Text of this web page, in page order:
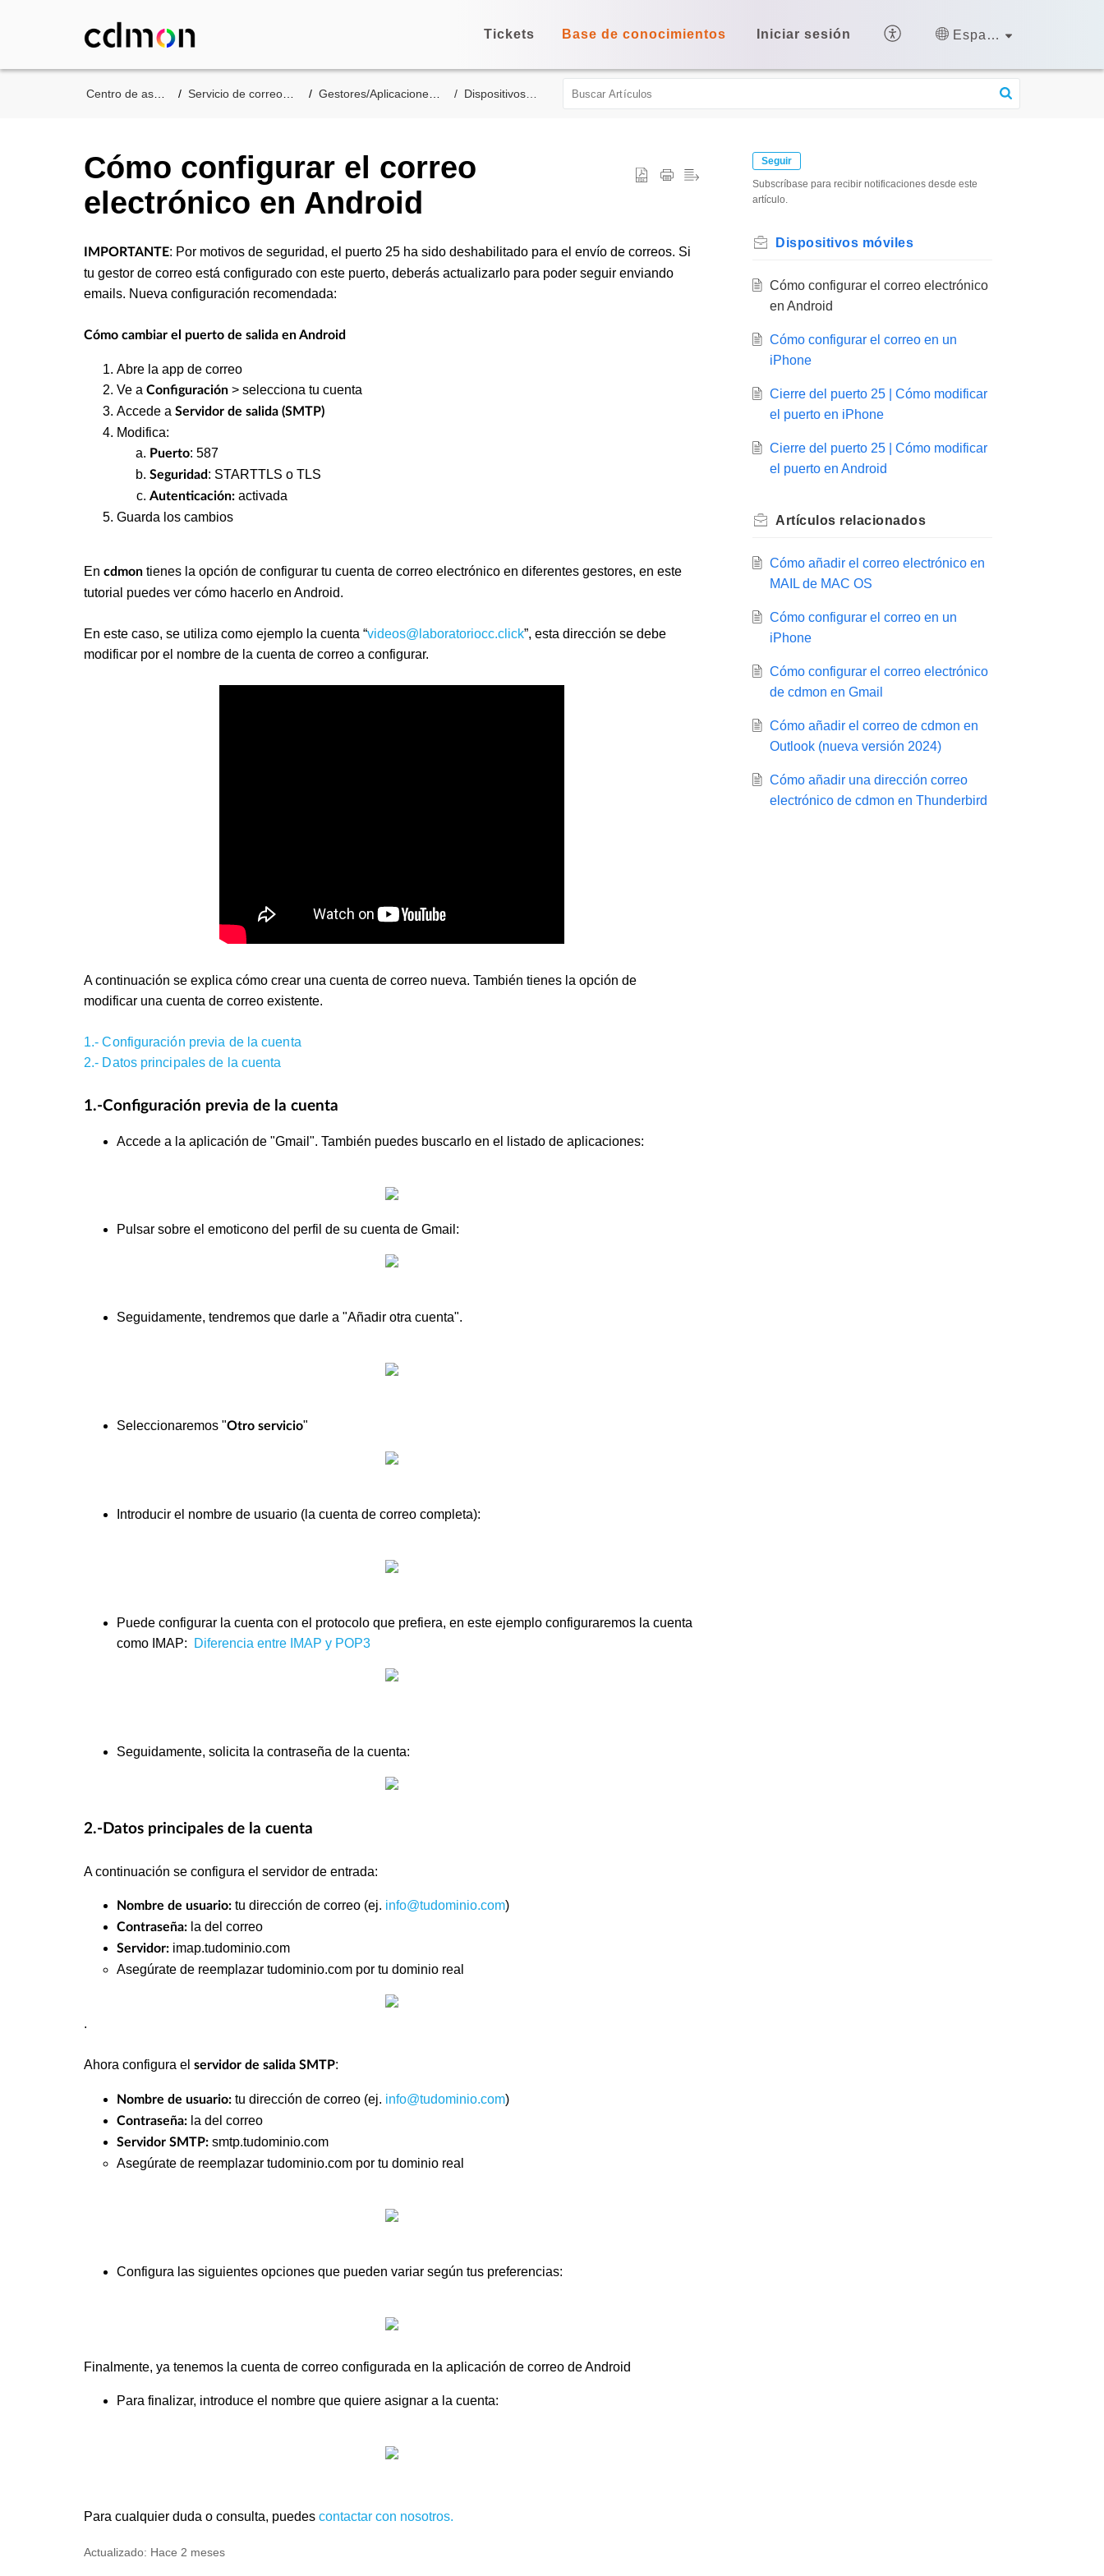
Tickets Base de conocimientos Iniciar sesión Español (España)
Servicio de correo de cdmon Gestores/Aplicaciones de correo Dispositivos móviles
Cómo configurar el correo
electrónico en Android
IMPORTANTE: Por motivos de seguridad, el puerto 25 ha sido deshabilitado para el envío de correos. Si
tu gestor de correo está configurado con este puerto, deberás actualizarlo para poder seguir enviando
emails. Nueva configuración recomendada:
Cómo cambiar el puerto de salida en Android
Abre la app de correo
Ve a Configuración > selecciona tu cuenta
Accede a Servidor de salida (SMTP)
Modifica:
Puerto: 587
Seguridad: STARTTLS o TLS
Autenticación: activada
Guarda los cambios
En cdmon tienes la opción de configurar tu cuenta de correo electrónico en diferentes gestores, en este
tutorial puedes ver cómo hacerlo en Android.
En este caso, se utiliza como ejemplo la cuenta “videos@laboratoriocc.click”, esta dirección se debe
modificar por el nombre de la cuenta de correo a configurar.
A continuación se explica cómo crear una cuenta de correo nueva. También tienes la opción de
modificar una cuenta de correo existente.
1.- Configuración previa de la cuenta
2.- Datos principales de la cuenta
1.-Configuración previa de la cuenta
Accede a la aplicación de "Gmail". También puedes buscarlo en el listado de aplicaciones:
Pulsar sobre el emoticono del perfil de su cuenta de Gmail:
Seguidamente, tendremos que darle a "Añadir otra cuenta".
Seleccionaremos "Otro servicio"
Introducir el nombre de usuario (la cuenta de correo completa):
Puede configurar la cuenta con el protocolo que prefiera, en este ejemplo configuraremos la cuenta
como IMAP:
Diferencia entre IMAP y POP3
Seguidamente, solicita la contraseña de la cuenta:
2.-Datos principales de la cuenta
A continuación se configura el servidor de entrada:
Nombre de usuario: tu dirección de correo (ej. info@tudominio.com)
Contraseña: la del correo
Servidor: imap.tudominio.com
Asegúrate de reemplazar tudominio.com por tu dominio real
.
Ahora configura el servidor de salida SMTP:
Nombre de usuario: tu dirección de correo (ej. info@tudominio.com)
Contraseña: la del correo
Servidor SMTP: smtp.tudominio.com
Asegúrate de reemplazar tudominio.com por tu dominio real
Configura las siguientes opciones que pueden variar según tus preferencias:
Finalmente, ya tenemos la cuenta de correo configurada en la aplicación de correo de Android
Para finalizar, introduce el nombre que quiere asignar a la cuenta:
Para cualquier duda o consulta, puedes contactar con nosotros.
Actualizado: Hace 2 meses
Seguir
Subscríbase para recibir notificaciones desde este
artículo.
Dispositivos móviles
Cómo configurar el correo electrónico
en Android
Cómo configurar el correo en un
iPhone
Cierre del puerto 25 | Cómo modificar
el puerto en iPhone
Cierre del puerto 25 | Cómo modificar
el puerto en Android
Artículos relacionados
Cómo añadir el correo electrónico en
MAIL de MAC OS
Cómo configurar el correo en un
iPhone
Cómo configurar el correo electrónico
de cdmon en Gmail
Cómo añadir el correo de cdmon en
Outlook (nueva versión 2024)
Cómo añadir una dirección correo
electrónico de cdmon en Thunderbird